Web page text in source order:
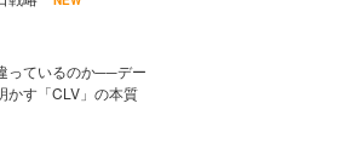
っているのか──デー
かす「CLV」の本質